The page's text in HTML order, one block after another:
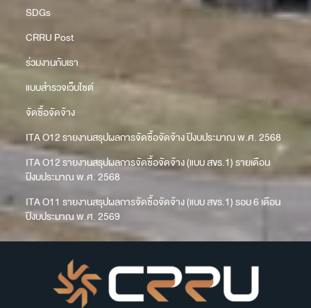
SDGs
CRRU Post
ร่วมงานกับเรา
แบบสำรวจเว็บไซต์
จัดซื้อจัดจ้าง
ITA O12 รายงานสรุปผลการจัดซื้อจัดจ้าง ปีงบประมาณ พ.ศ. 2568
ITA O12 รายงานสรุปผลการจัดซื้อจัดจ้าง (แบบ สขร.1) รายเดือน
ปีงบประมาณ พ.ศ. 2568
ITA O11 รายงานสรุปผลการจัดซื้อจัดจ้าง (แบบ สขร.1) รอบ 6 เดือน
ปีงบประมาณ พ.ศ. 2569